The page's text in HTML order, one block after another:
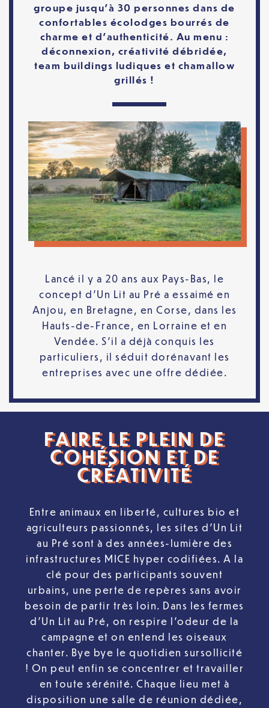
groupe jusqu’à 30 personnes dans de
confortables écolodges bourrés de
charme et d’authenticité. Au menu :
déconnexion, créativité débridée,
team buildings ludiques et chamallow
grillés !
Lancé il y a 20 ans aux Pays-Bas, le
concept d’Un Lit au Pré a essaimé en
Anjou, en Bretagne, en Corse, dans les
Hauts-de-France, en Lorraine et en
Vendée. S’il a déjà conquis les
particuliers, il séduit dorénavant les
entreprises avec une offre dédiée.
FAIRE LE PLEIN DE
COHÉSION ET DE
CRÉATIVITÉ
Entre animaux en liberté, cultures bio et
agriculteurs passionnés, les sites d’Un Lit
au Pré sont à des années-lumière des
infrastructures MICE hyper codifiées. A la
clé pour des participants souvent
urbains, une perte de repères sans avoir
besoin de partir très loin. Dans les fermes
d’Un Lit au Pré, on respire l’odeur de la
campagne et on entend les oiseaux
chanter. Bye bye le quotidien sursollicité
! On peut enfin se concentrer et travailler
en toute sérénité. Chaque lieu met à
disposition une salle de réunion dédiée,